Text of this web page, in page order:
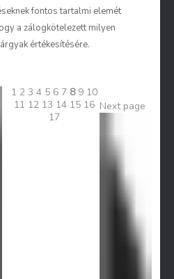
fontos tartalmi elemét
a zálogkötelezett milyen
értékesítésére.
1 2 3 4 5 6 7 8 9 10
11 12 13 14 15 16
17
Next page